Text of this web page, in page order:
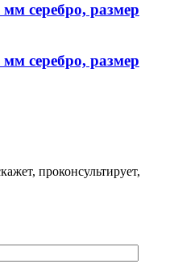
серебро, размер
серебро, размер
проконсультирует,